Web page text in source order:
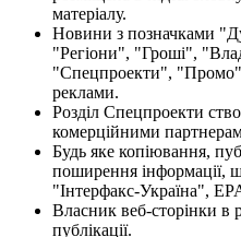
матеріалу.
Новини з позначками
"Регіони", "Гроші",
"Спецпроекти", "Промо"
реклами.
Розділ Спецпроекти
комерційними
Будь яке копіювання,
поширення інформації,
"Інтерфакс-Україна",
Власник веб-сторінки в
публікації.